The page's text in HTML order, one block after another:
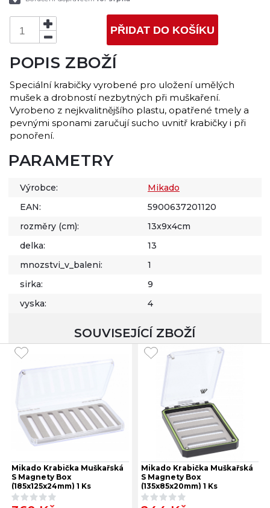
PŘIDAT DO KOŠÍKU
POPIS ZBOŽÍ
Speciální krabičky vyrobené pro uložení umělých
mušek a drobností nezbytných při muškaření.
Vyrobeno z nejkvalitnějšího plastu, opatřené tmely a
pevnými sponami zaručují sucho uvnitř krabičky i při
ponoření.
PARAMETRY
Výrobce:
Mikado
EAN:
5900637201120
rozměry (cm):
13x9x4cm
delka:
13
mnozstvi_v_baleni:
1
sirka:
9
vyska:
4
SOUVISEJÍCÍ ZBOŽÍ
Mikado Krabička Muškařská
S Magnety Box
(185x125x24mm) 1 Ks
Mikado Krabička Muškařská
S Magnety Box
(135x85x20mm) 1 Ks